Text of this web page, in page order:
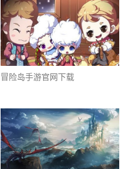
冒险岛手游官网下载